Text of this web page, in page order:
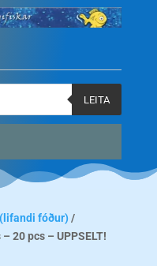
LEITA
fóður) /
20 pcs – UPPSELT!